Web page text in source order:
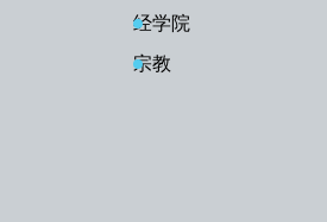
经学院
宗教